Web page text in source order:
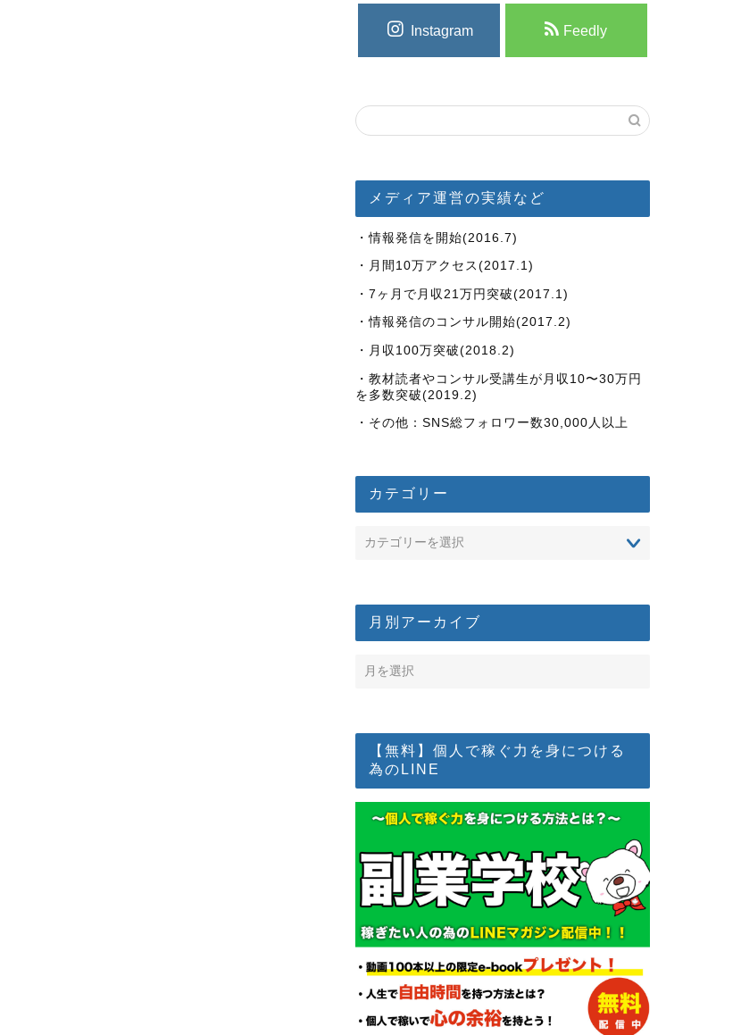
Instagram Feedly
メディア運営の実績など
・情報発信を開始(2016.7)
・月間10万アクセス(2017.1)
・7ヶ月で月収21万円突破(2017.1)
・情報発信のコンサル開始(2017.2)
・月収100万突破(2018.2)
・教材読者やコンサル受講生が月収10〜30万円
を多数突破(2019.2)
・その他：SNS総フォロワー数30,000人以上
カテゴリー
月別アーカイブ
【無料】個人で稼ぐ力を身につける
為のLINE